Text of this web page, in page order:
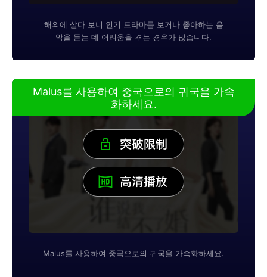
해외에 살다 보니 인기 드라마를 보거나 좋아하는 음
악을 듣는 데 어려움을 겪는 경우가 많습니다.
Malus를 사용하여 중국으로의 귀국을 가속
화하세요.
Malus를 사용하여 중국으로의 귀국을 가속화하세요.